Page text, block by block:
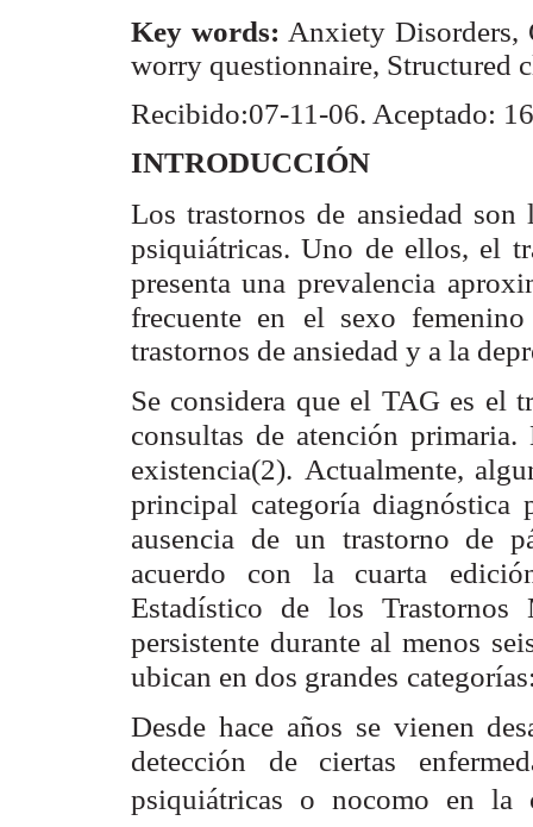
Key words: Anxiety Disorders,
worry questionnaire,
Recibido:07-11-06. Aceptado:
INTRODUCCIÓN
Los trastornos de ansiedad son
psiquiátricas. Uno de ellos, el
presenta una prevalencia
frecuente en
el sexo
trastornos de ansiedad y a la
Se considera que el TAG es el
consultas de atención primaria.
existencia(2). Actualmente,
principal categoría diagnóstica
ausencia de un trastorno de
acuerdo con la cuarta
Estadístico de los Trastornos
persistente durante al menos
ubican en dos grandes
Desde hace años se vienen
detección de ciertas
psiquiátricas o nocomo en la